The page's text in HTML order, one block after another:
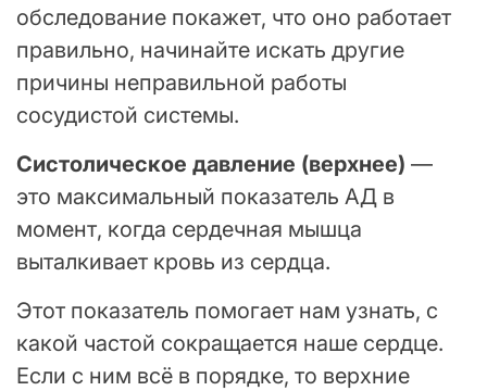
обследование покажет, что оно работает
правильно, начинайте искать другие
причины неправильной работы
сосудистой системы.
Систолическое давление (верхнее) —
это максимальный показатель АД в
момент, когда сердечная мышца
выталкивает кровь из сердца.
Этот показатель помогает нам узнать, с
какой частой сокращается наше сердце.
Если с ним всё в порядке, то верхние